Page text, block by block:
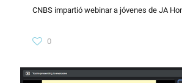
CNBS impartió webinar a jóvenes de JA
0